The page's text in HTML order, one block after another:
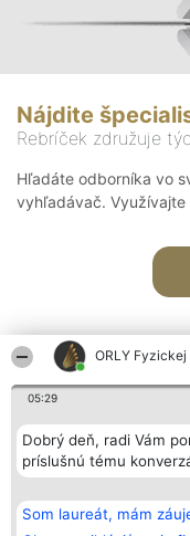
ORLY
05:29
Dobrý deň, radi Vám
príslušnú tému
Som laureát, mám
Nájdite
Rebríček združuje
Hľadáte odborníka vo
vyhľadávač. Využívajte
Organizátor hodnotenia
Bright Side Solutions sp. z o.
o. sp. k.
Wrocław 50-079
KRS 0000749100 | Regon
381313360 | NIP 8943132676